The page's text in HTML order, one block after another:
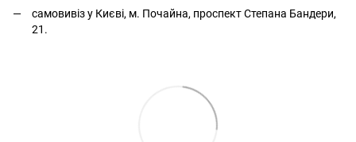
самовивіз у Києві, м. Почайна, проспект Степана Бандери,
21.